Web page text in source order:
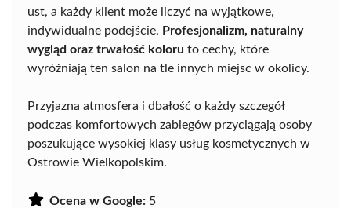
ust, a każdy klient może liczyć na wyjątkowe,
indywidualne podejście. Profesjonalizm, naturalny
wygląd oraz trwałość koloru to cechy, które
wyróżniają ten salon na tle innych miejsc w okolicy.
Przyjazna atmosfera i dbałość o każdy szczegół
podczas komfortowych zabiegów przyciągają osoby
poszukujące wysokiej klasy usług kosmetycznych w
Ostrowie Wielkopolskim.
Ocena w Google: 5